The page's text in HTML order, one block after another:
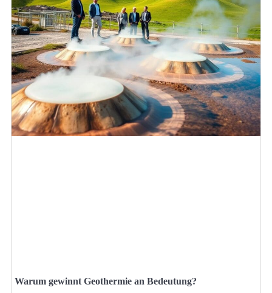
Warum gewinnt Geothermie an Bedeutung?